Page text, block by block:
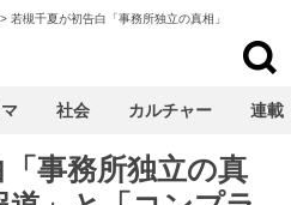
> 若槻千夏が初告白「事務所独立の真相」
事務所独立の真
社会 カルチャー 連載